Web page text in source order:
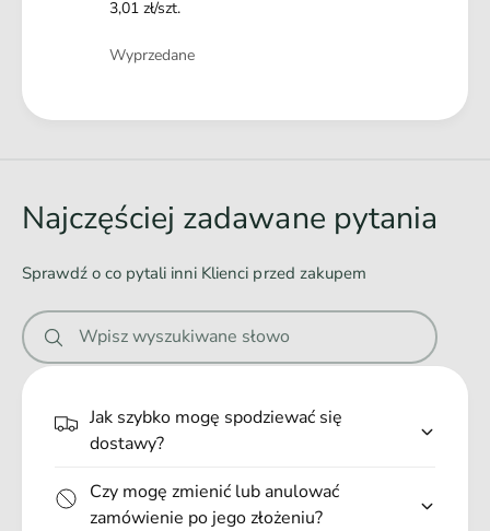
konserwantów ani polepszaczy smaku i zapachu, co oznacza,
dostawców. Dzięki temu możesz mieć pewność, że dajesz
3,01 zł/szt.
Ilość
Wyprzedane
w
i
e
Najczęściej zadawane pytania
Sprawdź o co pytali inni Klienci przed zakupem
Wpisz wyszukiwane słowo
Jak szybko mogę spodziewać się
dostawy?
Czy mogę zmienić lub anulować
zamówienie po jego złożeniu?